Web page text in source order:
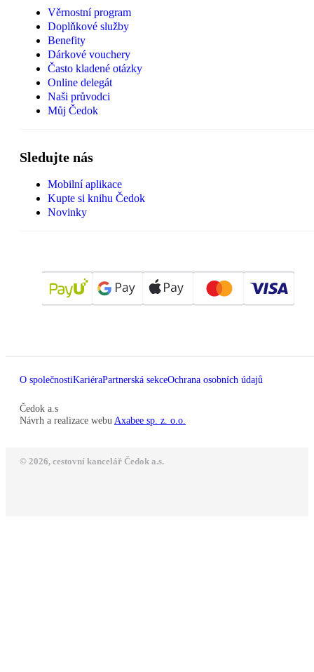
Věrnostní program
Doplňkové služby
Benefity
Dárkové vouchery
Často kladené otázky
Online delegát
Naši průvodci
Můj Čedok
Sledujte nás
Mobilní aplikace
Kupte si knihu Čedok
Novinky
O společnostiKariéraPartnerská sekceOchrana osobních údajů
Čedok a.s
Návrh a realizace webu Axabee sp. z. o.o.
© 2026, cestovní kancelář Čedok a.s.